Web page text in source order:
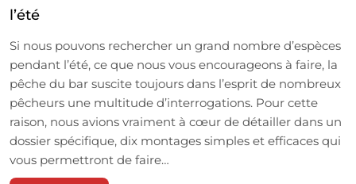
l’été
Si nous pouvons rechercher un grand nombre d’espèces
pendant l’été, ce que nous vous encourageons à faire, la
pêche du bar suscite toujours dans l’esprit de nombreux
pêcheurs une multitude d’interrogations. Pour cette
raison, nous avions vraiment à cœur de détailler dans un
dossier spécifique, dix montages simples et efficaces qui
vous permettront de faire…